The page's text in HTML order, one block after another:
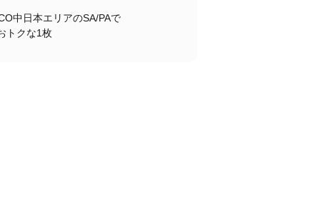
中日本エリアのSA/PAで
トクな1枚